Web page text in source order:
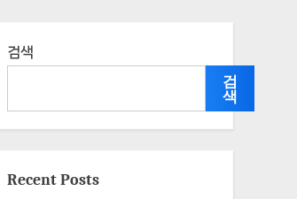
검색
검
색
Recent Posts